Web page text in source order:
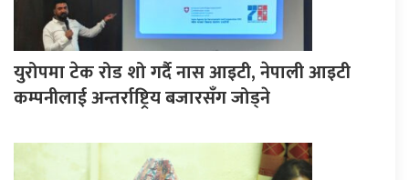
युरोपमा टेक रोड शो गर्दै नास आइटी, नेपाली आइटी
कम्पनीलाई अन्तर्राष्ट्रिय बजारसँग जोड्ने